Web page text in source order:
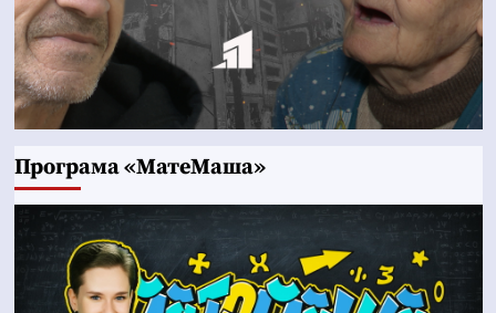
Програма «МатеМаша»